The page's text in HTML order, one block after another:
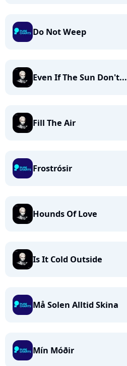
Do Not Weep
Even If The Sun Don't...
Fill The Air
Frostrósir
Hounds Of Love
Is It Cold Outside
Må Solen Alltid Skina
Mín Móðir